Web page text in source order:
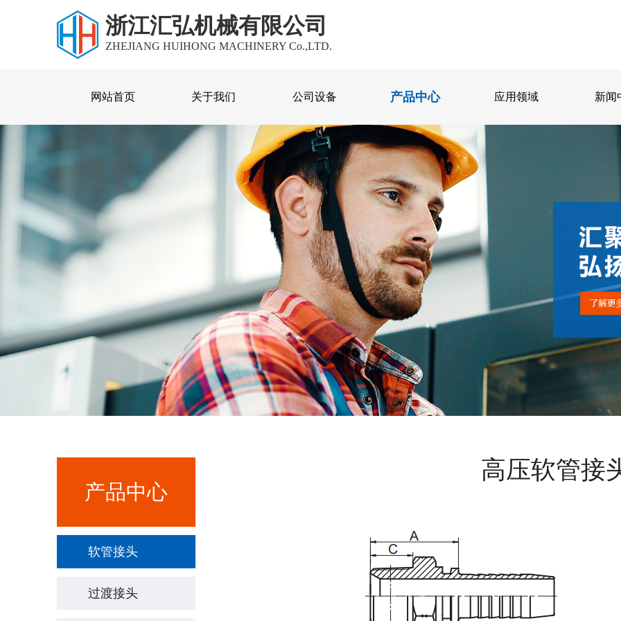
浙江汇弘机械有限公司
ZHEJIANG HUIHONG MACHINERY Co.,LTD.
网站首页 关于我们 公司设备 产品中心 应用领域 新闻
产品中心
软管接头
过渡接头
高压软管接